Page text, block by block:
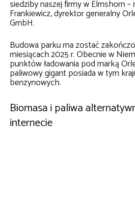
siedziby naszej firmy w Elmshorn
Frankiewicz, dyrektor generalny
GmbH.
Budowa parku ma zostać
miesiącach 2025 r. Obecnie w
punktów ładowania pod marką
paliwowy gigant posiada w tym
benzynowych.
Biomasa i paliwa
internecie